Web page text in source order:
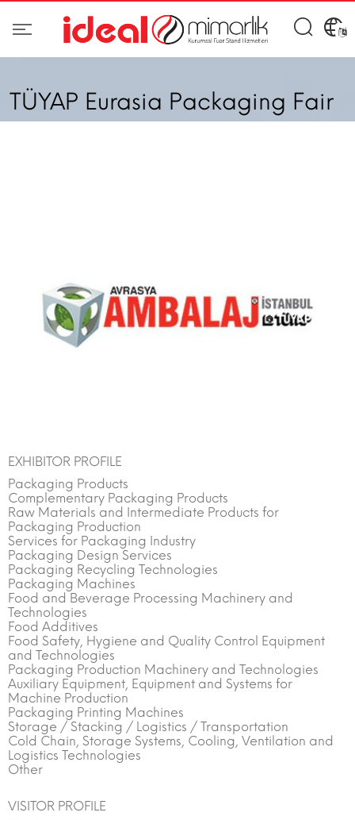
TÜYAP Eurasia Packaging Fair
EXHIBITOR PROFILE
Packaging Products
Complementary Packaging Products
Raw Materials and Intermediate Products for
Packaging Production
Services for Packaging Industry
Packaging Design Services
Packaging Recycling Technologies
Packaging Machines
Food and Beverage Processing Machinery and
Technologies
Food Additives
Food Safety, Hygiene and Quality Control Equipment
and Technologies
Packaging Production Machinery and Technologies
Auxiliary Equipment, Equipment and Systems for
Machine Production
Packaging Printing Machines
Storage / Stacking / Logistics / Transportation
Cold Chain, Storage Systems, Cooling, Ventilation and
Logistics Technologies
Other
VISITOR PROFILE